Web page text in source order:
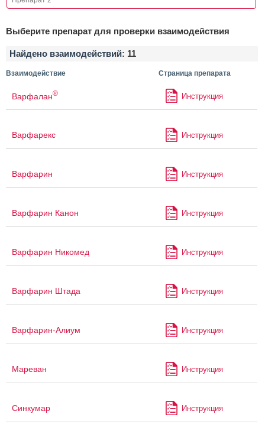
Выберите препарат для проверки взаимодействия
Найдено взаимодействий: 11
Взаимодействие Страница препарата
Варфалан® Инструкция
Варфарекс Инструкция
Варфарин Инструкция
Варфарин Канон Инструкция
Варфарин Никомед Инструкция
Варфарин Штада Инструкция
Варфарин-Алиум Инструкция
Мареван Инструкция
Синкумар Инструкция